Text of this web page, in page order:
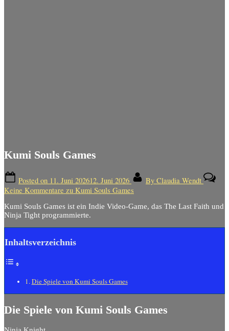
Kumi Souls Games
Posted on 11. Juni 202612. Juni 2026 By Claudia Wendt
Keine Kommentare zu Kumi Souls Games
Kumi Souls Games ist ein Indie Video-Game, das The Last Faith und
Ninja Tight programmierte.
Inhaltsverzeichnis
Die Spiele von Kumi Souls Games
Die Spiele von Kumi Souls Games